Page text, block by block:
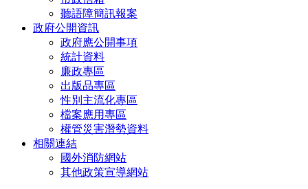
聽語障簡訊報案
政府公開資訊
政府應公開事項
統計資料
廉政專區
出版品專區
性別主流化專區
檔案應用專區
權管災害潛勢資料
相關連結
國外消防網站
其他政策宣導網站